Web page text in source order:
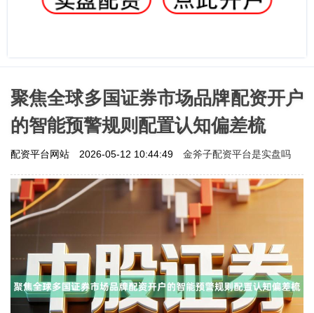
聚焦全球多国证券市场品牌配资开户
的智能预警规则配置认知偏差梳
配资平台网站 2026-05-12 10:44:49 金斧子配资平台是实盘吗